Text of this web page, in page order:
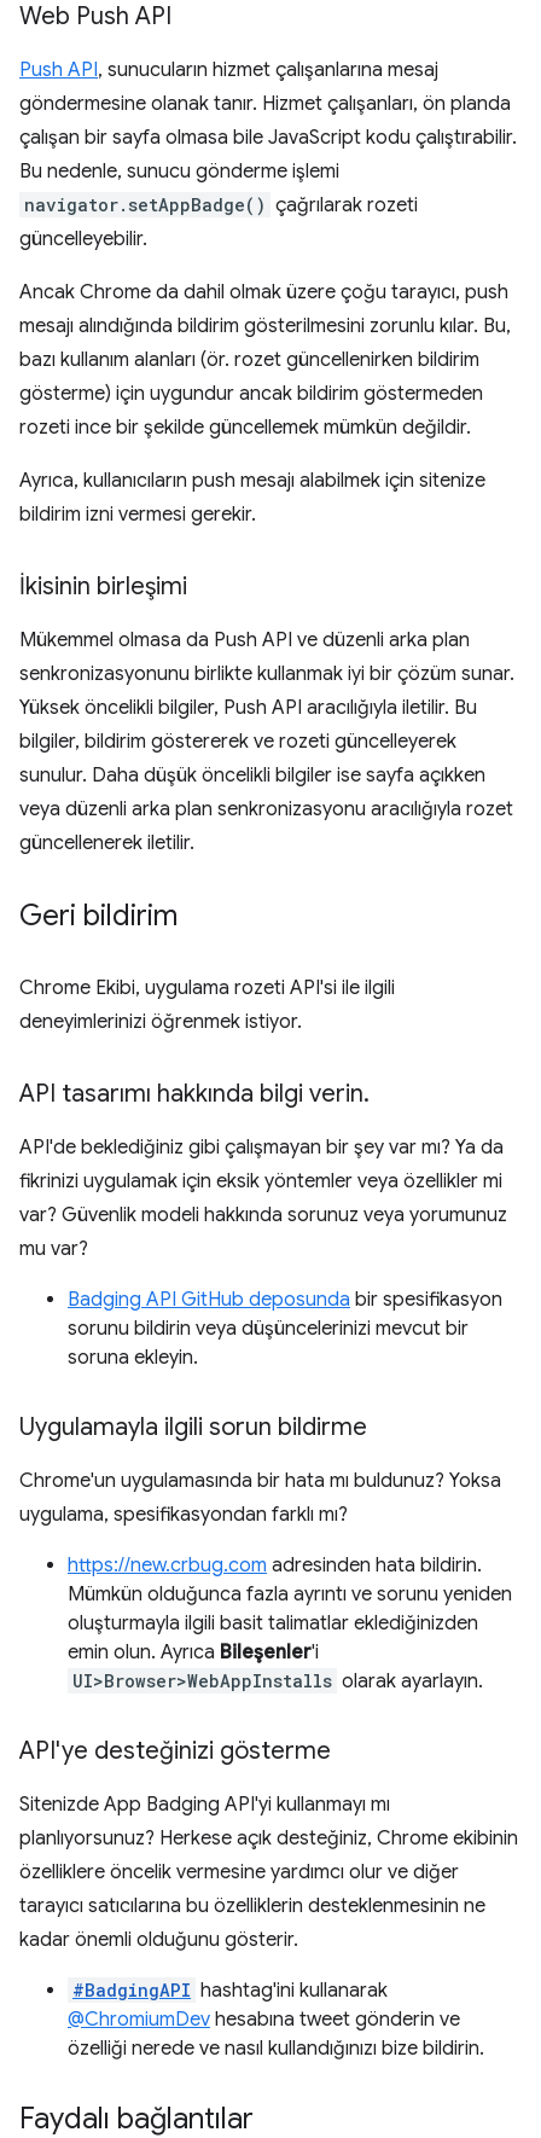
Web Push API
Push API, sunucuların hizmet çalışanlarına mesaj
göndermesine olanak tanır. Hizmet çalışanları, ön planda
çalışan bir sayfa olmasa bile JavaScript kodu çalıştırabilir.
Bu nedenle, sunucu gönderme işlemi
navigator.setAppBadge() çağrılarak rozeti
güncelleyebilir.
Ancak Chrome da dahil olmak üzere çoğu tarayıcı, push
mesajı alındığında bildirim gösterilmesini zorunlu kılar. Bu,
bazı kullanım alanları (ör. rozet güncellenirken bildirim
gösterme) için uygundur ancak bildirim göstermeden
rozeti ince bir şekilde güncellemek mümkün değildir.
Ayrıca, kullanıcıların push mesajı alabilmek için sitenize
bildirim izni vermesi gerekir.
İkisinin birleşimi
Mükemmel olmasa da Push API ve düzenli arka plan
senkronizasyonunu birlikte kullanmak iyi bir çözüm sunar.
Yüksek öncelikli bilgiler, Push API aracılığıyla iletilir. Bu
bilgiler, bildirim göstererek ve rozeti güncelleyerek
sunulur. Daha düşük öncelikli bilgiler ise sayfa açıkken
veya düzenli arka plan senkronizasyonu aracılığıyla rozet
güncellenerek iletilir.
Geri bildirim
Chrome Ekibi, uygulama rozeti API'si ile ilgili
deneyimlerinizi öğrenmek istiyor.
API tasarımı hakkında bilgi verin.
API'de beklediğiniz gibi çalışmayan bir şey var mı? Ya da
fikrinizi uygulamak için eksik yöntemler veya özellikler mi
var? Güvenlik modeli hakkında sorunuz veya yorumunuz
mu var?
Badging API GitHub deposunda bir spesifikasyon
sorunu bildirin veya düşüncelerinizi mevcut bir
soruna ekleyin.
Uygulamayla ilgili sorun bildirme
Chrome'un uygulamasında bir hata mı buldunuz? Yoksa
uygulama, spesifikasyondan farklı mı?
https://new.crbug.com adresinden hata bildirin.
Mümkün olduğunca fazla ayrıntı ve sorunu yeniden
oluşturmayla ilgili basit talimatlar eklediğinizden
emin olun. Ayrıca Bileşenler'i
UI>Browser>WebAppInstalls olarak ayarlayın.
API'ye desteğinizi gösterme
Sitenizde App Badging API'yi kullanmayı mı
planlıyorsunuz? Herkese açık desteğiniz, Chrome ekibinin
özelliklere öncelik vermesine yardımcı olur ve diğer
tarayıcı satıcılarına bu özelliklerin desteklenmesinin ne
kadar önemli olduğunu gösterir.
#BadgingAPI hashtag'ini kullanarak
@ChromiumDev hesabına tweet gönderin ve
özelliği nerede ve nasıl kullandığınızı bize bildirin.
Faydalı bağlantılar